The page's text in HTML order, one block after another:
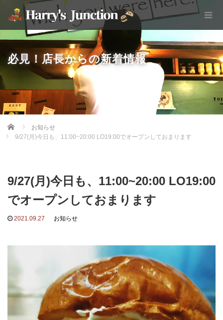
必見！店長からの新着情報
Home
お知らせ
9/27(月)今日も、11:00~20:00 LO19:00でオープンしておまります
9/27(月)今日も、11:00~20:00 LO19:00
でオープンしておまります
2021.09.27 お知らせ